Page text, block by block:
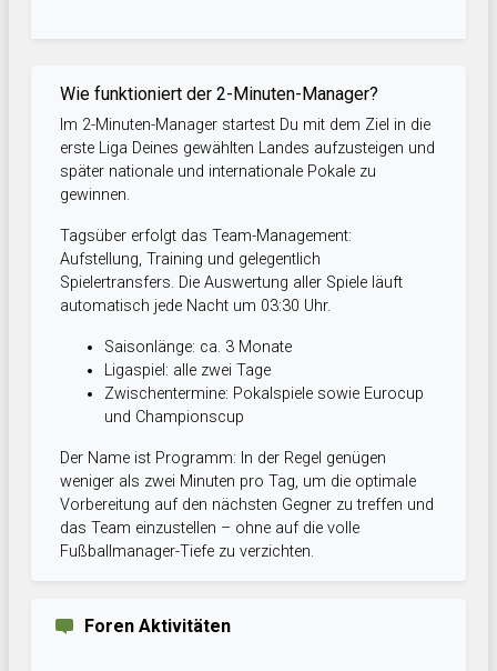
Wie funktioniert der 2-Minuten-Manager?
Im 2-Minuten-Manager startest Du mit dem Ziel in die
erste Liga Deines gewählten Landes aufzusteigen und
später nationale und internationale Pokale zu
gewinnen.
Tagsüber erfolgt das Team-Management:
Aufstellung, Training und gelegentlich
Spielertransfers. Die Auswertung aller Spiele läuft
automatisch jede Nacht um 03:30 Uhr.
Saisonlänge: ca. 3 Monate
Ligaspiel: alle zwei Tage
Zwischentermine: Pokalspiele sowie Eurocup
und Championscup
Der Name ist Programm: In der Regel genügen
weniger als zwei Minuten pro Tag, um die optimale
Vorbereitung auf den nächsten Gegner zu treffen und
das Team einzustellen – ohne auf die volle
Fußballmanager-Tiefe zu verzichten.
Foren Aktivitäten